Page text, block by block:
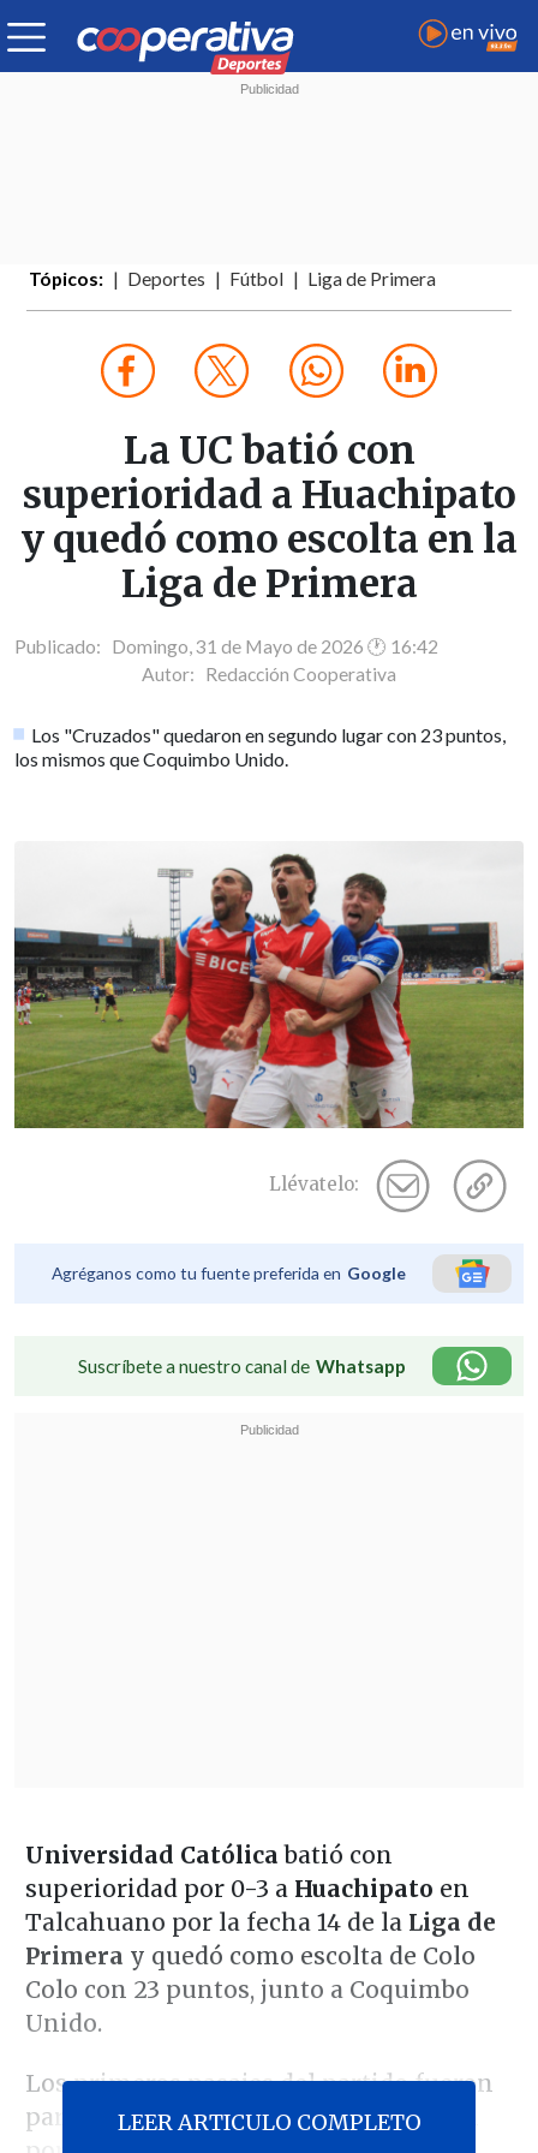
Tópicos: Deportes Fútbol Liga de Primera
La UC batió con
superioridad a Huachipato
y quedó como escolta en la
Liga de Primera
Publicado: Domingo, 31 de Mayo de 2026 🕐 16:42
Autor: Redacción Cooperativa
Los "Cruzados" quedaron en segundo lugar con 23 puntos,
los mismos que Coquimbo Unido.
Llévatelo:
Agréganos como tu fuente preferida en Google
Suscríbete a nuestro canal de Whatsapp
Universidad Católica batió con
superioridad por 0-3 a Huachipato en
Talcahuano por la fecha 14 de la Liga de
Primera y quedó como escolta de Colo
Colo con 23 puntos, junto a Coquimbo
Unido.
Los primeros pasajes del partido fueron
parejos, con un leve dominio del balón
LEER ARTICULO COMPLETO